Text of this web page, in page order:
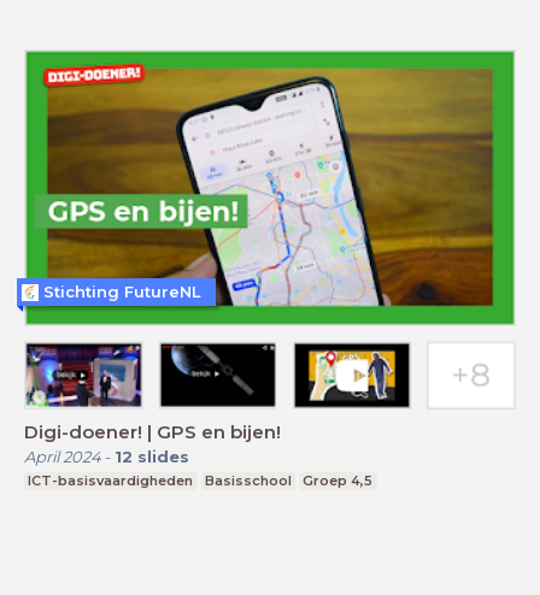
Digi-doener! | GPS en bijen!
April 2024- 12 slides
ICT-basisvaardigheden Basisschool Groep 4,5
Stichting FutureNL